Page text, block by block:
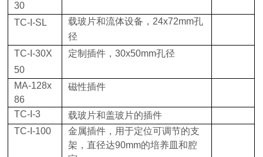
30
TC-I-SL 载玻片和流体设备， 24x72mm孔
径
TC-I-30X
50
定制插件，30x50mm孔径
MA-128x
86
磁性插件
TC-I-3
载玻片和盖玻片的插件
TC-I-100
金属插件，用于定位可调节的支
架，直径达90mm的培养皿和腔